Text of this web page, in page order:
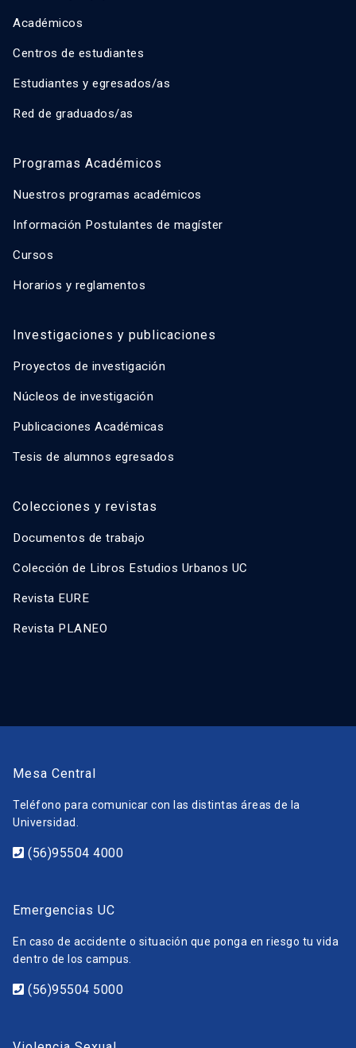
Académicos
Centros de estudiantes
Estudiantes y egresados/as
Red de graduados/as
Programas Académicos
Nuestros programas académicos
Información Postulantes de magíster
Cursos
Horarios y reglamentos
Investigaciones y publicaciones
Proyectos de investigación
Núcleos de investigación
Publicaciones Académicas
Tesis de alumnos egresados
Colecciones y revistas
Documentos de trabajo
Colección de Libros Estudios Urbanos UC
Revista EURE
Revista PLANEO
Mesa Central
Teléfono para comunicar con las distintas áreas de la
Universidad.
(56)95504 4000
Emergencias UC
En caso de accidente o situación que ponga en riesgo tu vida
dentro de los campus.
(56)95504 5000